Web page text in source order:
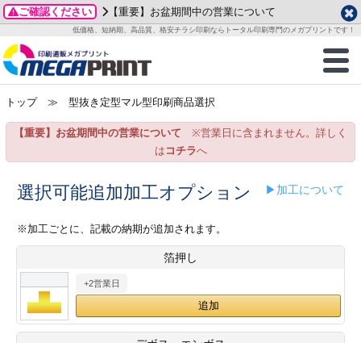
ご確認ください 【重要】お盆期間中の営業について
低価格、短納期、高品質、格安チラシ印刷ならトータル印刷専門のメガプリントです！
商品一覧
グッズ
ステッカー
ックカード印刷
業ツール印刷
＆盛り上げ印刷
ご利用ガイド
お客様へ
いて
方法
/送料について
刷
カード印刷
ックカード名刺
ムカード
型マル型印刷
データ作成ガイド
成前に
ガイド
加工指示ガイド
テンプレート
ード印刷
名刺印刷
ックカード
ード印刷
印刷
一覧
わせ
り
プル請求
2026年 8月
月
火 水 木 金
土
1
3
4 5 6 7
8
15
24
25 26 27
29
土
1
2 3
8 9 10 11
12
14
15 16 17 18
19
トップ≫ 型抜き定型マル型印刷商品選択
【重要】お盆期間中の営業について ※営業日に含まれません。詳しく
は コチラへ
選択可能追加加工オプション ▶加工について
※加工ごとに、記載の納期が追加されます。
箔押し
+2営業日